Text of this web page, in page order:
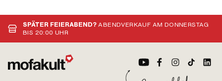
SPÄTER FEIERABEND?ABENDVERKAUF AM DONNERSTAG
BIS 20:00 UHR